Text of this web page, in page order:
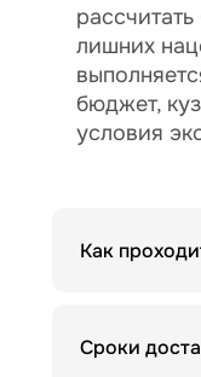
лишних
бюджет,
условия
Как
Сроки